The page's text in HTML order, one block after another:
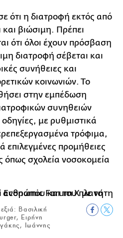
ότι η διατροφή εκτός από
και βιώσιμη. Πρέπει
ότι όλοι έχουν πρόσβαση
διατροφή σέβεται και
συνήθειες και
κοινωνιών. Το
στην εμπέδωση
συνηθειών
με ρυθμιστικά
τρόφιμα,
επιλεγμένες προμήθειες
σχολεία νοσοκομεία
Βασιλική
Ειρήνη
Ιωάννης